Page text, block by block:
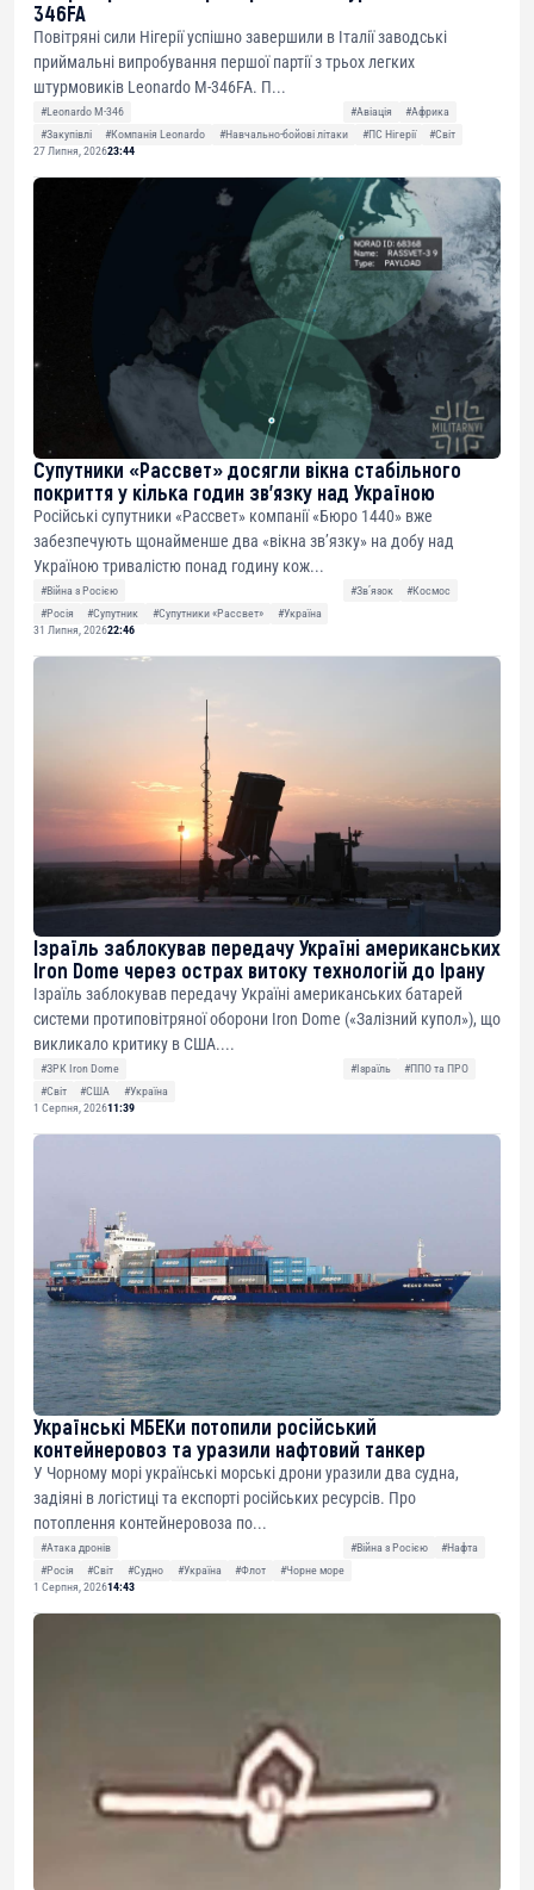
346FA
Повітряні сили Нігерії успішно завершили в Італії заводські
приймальні випробування першої партії з трьох легких
штурмовиків Leonardo M-346FA. П...
#Leonardo M-346 #Авіація
#Африка
#Закупівлі
#Компанія Leonardo #Навчально-бойові літаки #ПС Нігерії
#Світ
27 Липня, 202623:44
Супутники «Рассвет» досягли вікна стабільного
покриття у кілька годин зв’язку над Україною
Російські супутники «Рассвет» компанії «Бюро 1440» вже
забезпечують щонайменше два «вікна зв’язку» на добу над
Україною тривалістю понад годину кож...
#Війна з Росією #Звʼязок
#Космос
#Росія
#Супутник #Супутники «Рассвет»
#Україна
31 Липня, 202622:46
Ізраїль заблокував передачу Україні американських
Iron Dome через острах витоку технологій до Ірану
Ізраїль заблокував передачу Україні американських батарей
системи протиповітряної оборони Iron Dome («Залізний купол»), що
викликало критику в США....
#ЗРК Iron Dome #Ізраїль
#ППО та ПРО
#Світ
#США
#Україна
1 Серпня, 202611:39
Українські МБЕКи потопили російський
контейнеровоз та уразили нафтовий танкер
У Чорному морі українські морські дрони уразили два судна,
задіяні в логістиці та експорті російських ресурсів. Про
потоплення контейнеровоза по...
#Атака дронів #Війна з Росією
#Нафта
#Росія
#Світ #Судно #Україна #Флот
#Чорне море
1 Серпня, 202614:43